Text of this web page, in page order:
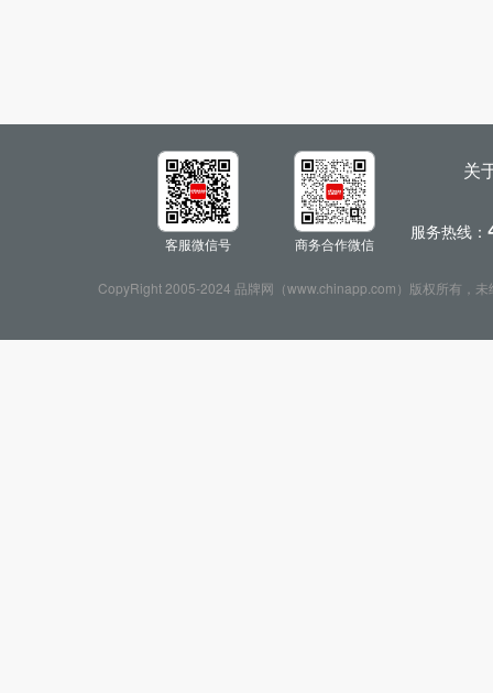
客服微信号 商务合作微信
关
服务热线：
CopyRight 2005-2024 品牌网（www.chinapp.com）版权所有，